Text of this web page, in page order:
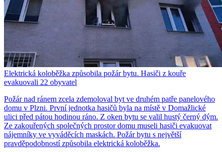
Elektrická koloběžka způsobila požár bytu. Hasiči z kouře
evakuovali 22 obyvatel
Požár nad ránem zcela zdemoloval byt ve druhém patře panelového
domu v Plzni. První jednotka hasičů byla na místě v Domažlické
ulici před pátou hodinou ráno. Z oken bytu se valil hustý černý dým.
Ze zakouřených společných prostor domu museli hasiči evakuovat
nájemníky ve vyváděcích maskách. Požár bytu s největší
pravděpodobností způsobila elektrická koloběžka.